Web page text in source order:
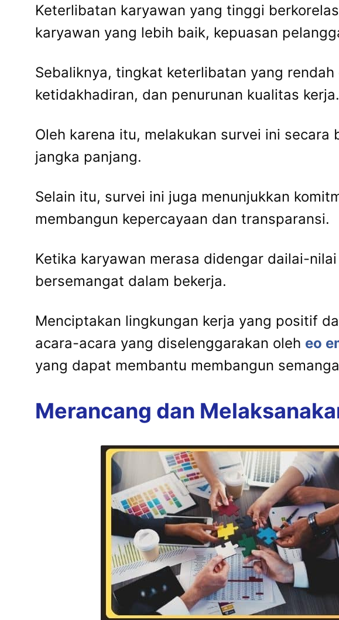
Keterlibatan karyawan yang tinggi
karyawan yang lebih baik, kepuasan
Sebaliknya, tingkat keterlibatan yang
ketidakhadiran, dan penurunan kualitas kerja.
Oleh karena itu, melakukan survei ini
jangka panjang.
Selain itu, survei ini juga menunjukkan
membangun kepercayaan dan transparansi.
Ketika karyawan merasa didengar dailai-
bersemangat dalam bekerja.
Menciptakan lingkungan kerja yang positif
acara-acara yang diselenggarakan oleh eo
yang dapat membantu membangun
Merancang dan